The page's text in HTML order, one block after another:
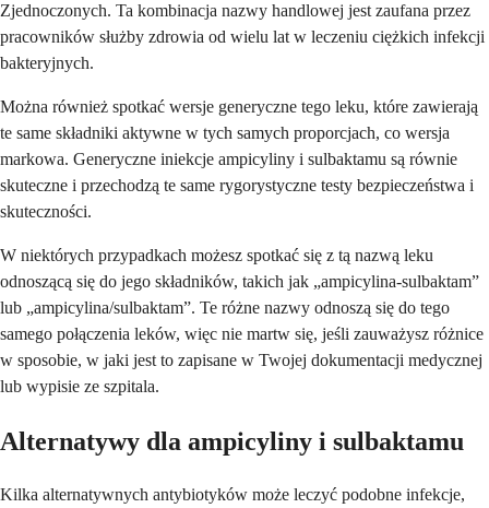
Zjednoczonych. Ta kombinacja nazwy handlowej jest zaufana przez
pracowników służby zdrowia od wielu lat w leczeniu ciężkich infekcji
bakteryjnych.
Można również spotkać wersje generyczne tego leku, które zawierają
te same składniki aktywne w tych samych proporcjach, co wersja
markowa. Generyczne iniekcje ampicyliny i sulbaktamu są równie
skuteczne i przechodzą te same rygorystyczne testy bezpieczeństwa i
skuteczności.
W niektórych przypadkach możesz spotkać się z tą nazwą leku
odnoszącą się do jego składników, takich jak „ampicylina-sulbaktam”
lub „ampicylina/sulbaktam”. Te różne nazwy odnoszą się do tego
samego połączenia leków, więc nie martw się, jeśli zauważysz różnice
w sposobie, w jaki jest to zapisane w Twojej dokumentacji medycznej
lub wypisie ze szpitala.
Alternatywy dla ampicyliny i sulbaktamu
Kilka alternatywnych antybiotyków może leczyć podobne infekcje,